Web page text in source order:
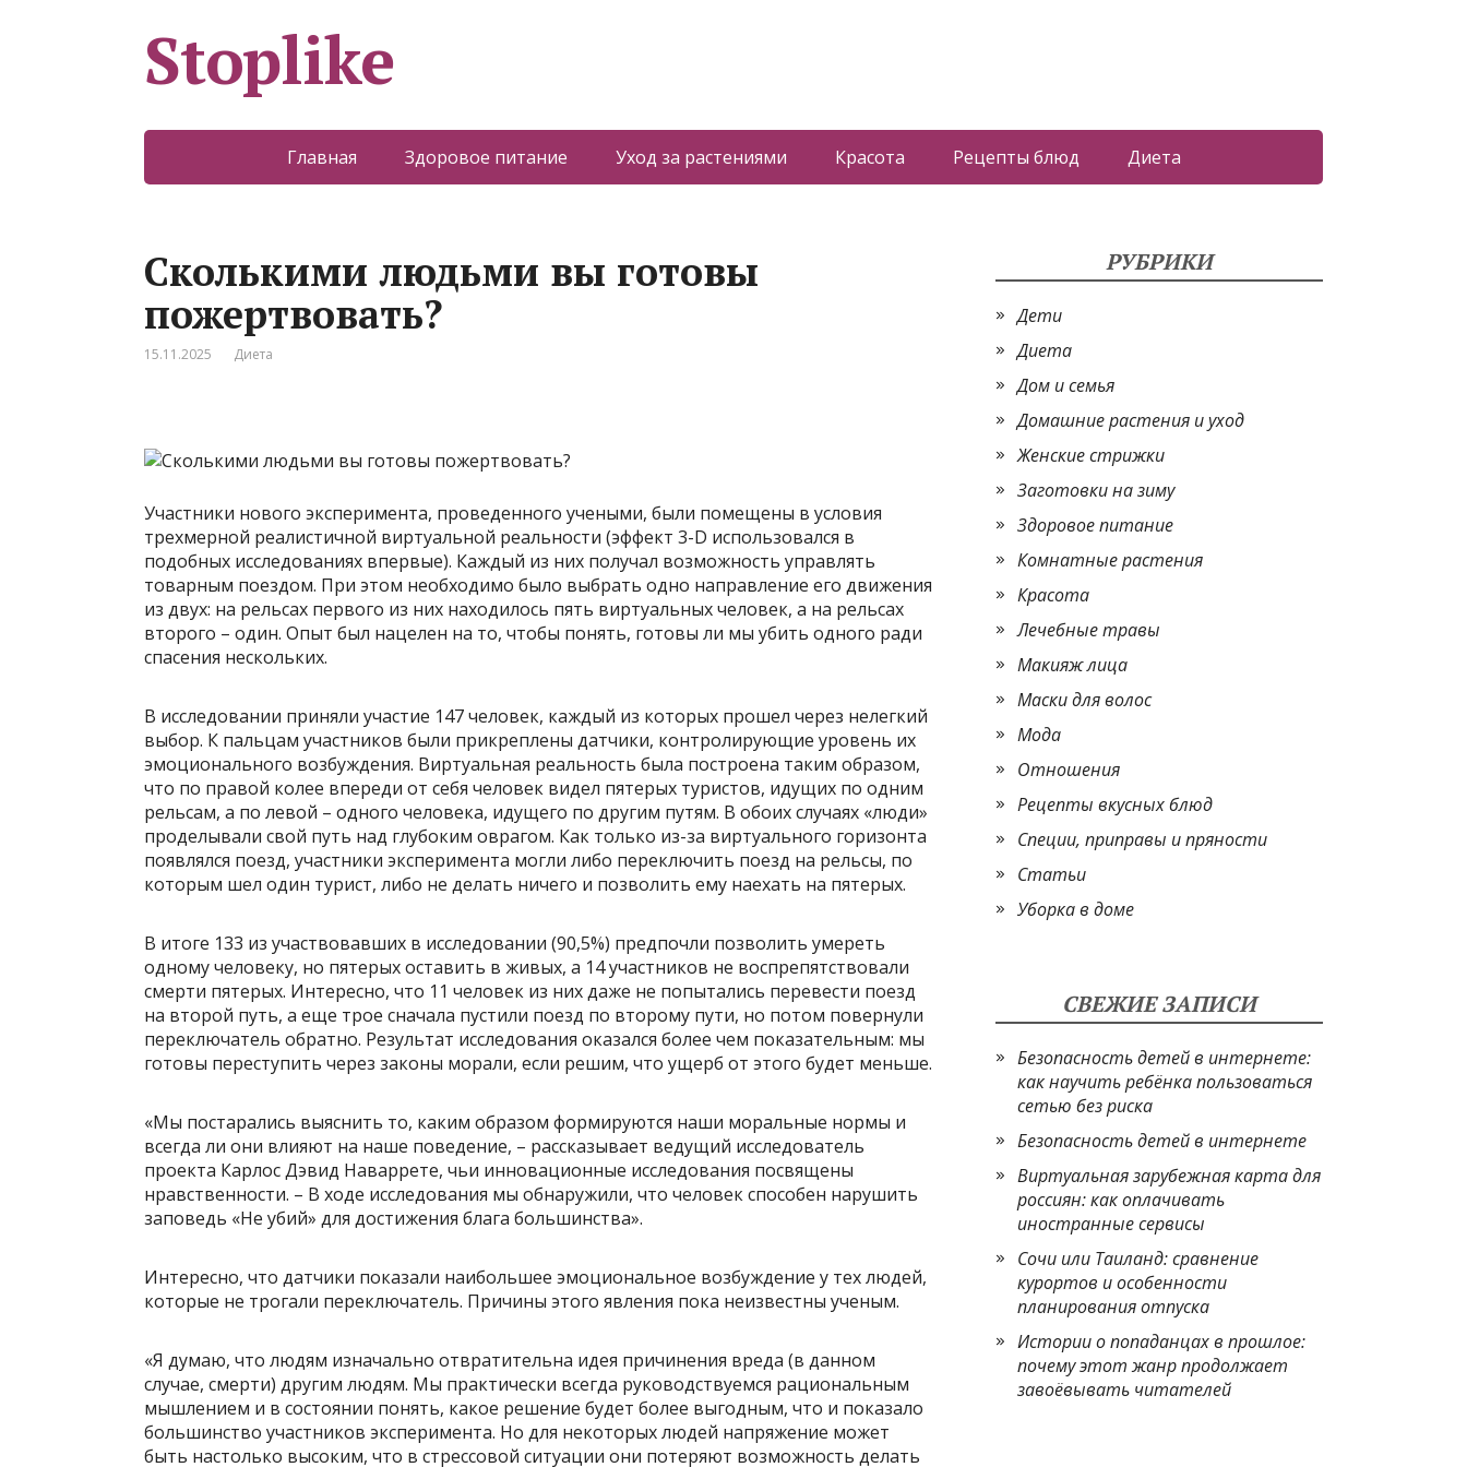
Stoplike
Главная Здоровое питание Уход за растениями Красота Рецепты блюд Диета
Сколькими людьми вы готовы
пожертвовать?
15.11.2025 Диета
Участники нового эксперимента, проведенного учеными, были помещены в условия
трехмерной реалистичной виртуальной реальности (эффект 3-D использовался в
подобных исследованиях впервые). Каждый из них получал возможность управлять
товарным поездом. При этом необходимо было выбрать одно направление его движения
из двух: на рельсах первого из них находилось пять виртуальных человек, а на рельсах
второго – один. Опыт был нацелен на то, чтобы понять, готовы ли мы убить одного ради
спасения нескольких.
В исследовании приняли участие 147 человек, каждый из которых прошел через нелегкий
выбор. К пальцам участников были прикреплены датчики, контролирующие уровень их
эмоционального возбуждения. Виртуальная реальность была построена таким образом,
что по правой колее впереди от себя человек видел пятерых туристов, идущих по одним
рельсам, а по левой – одного человека, идущего по другим путям. В обоих случаях «люди»
проделывали свой путь над глубоким оврагом. Как только из-за виртуального горизонта
появлялся поезд, участники эксперимента могли либо переключить поезд на рельсы, по
которым шел один турист, либо не делать ничего и позволить ему наехать на пятерых.
В итоге 133 из участвовавших в исследовании (90,5%) предпочли позволить умереть
одному человеку, но пятерых оставить в живых, а 14 участников не воспрепятствовали
смерти пятерых. Интересно, что 11 человек из них даже не попытались перевести поезд
на второй путь, а еще трое сначала пустили поезд по второму пути, но потом повернули
переключатель обратно. Результат исследования оказался более чем показательным: мы
готовы переступить через законы морали, если решим, что ущерб от этого будет меньше.
«Мы постарались выяснить то, каким образом формируются наши моральные нормы и
всегда ли они влияют на наше поведение, – рассказывает ведущий исследователь
проекта Карлос Дэвид Наваррете, чьи инновационные исследования посвящены
нравственности. – В ходе исследования мы обнаружили, что человек способен нарушить
заповедь «Не убий» для достижения блага большинства».
Интересно, что датчики показали наибольшее эмоциональное возбуждение у тех людей,
которые не трогали переключатель. Причины этого явления пока неизвестны ученым.
«Я думаю, что людям изначально отвратительна идея причинения вреда (в данном
случае, смерти) другим людям. Мы практически всегда руководствуемся рациональным
мышлением и в состоянии понять, какое решение будет более выгодным, что и показало
большинство участников эксперимента. Но для некоторых людей напряжение может
быть настолько высоким, что в стрессовой ситуации они потеряют возможность делать
РУБРИКИ
Дети
Диета
Дом и семья
Домашние растения и уход
Женские стрижки
Заготовки на зиму
Здоровое питание
Комнатные растения
Красота
Лечебные травы
Макияж лица
Маски для волос
Мода
Отношения
Рецепты вкусных блюд
Специи, приправы и пряности
Статьи
Уборка в доме
СВЕЖИЕ ЗАПИСИ
Безопасность детей в интернете:
как научить ребёнка пользоваться
сетью без риска
Безопасность детей в интернете
Виртуальная зарубежная карта для
россиян: как оплачивать
иностранные сервисы
Сочи или Таиланд: сравнение
курортов и особенности
планирования отпуска
Истории о попаданцах в прошлое:
почему этот жанр продолжает
завоёвывать читателей